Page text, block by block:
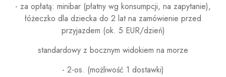
- za opłatą: minibar (płatny wg konsumpcji, na zapytanie),
łóżeczko dla dziecka do 2 lat na zamówienie przed
przyjazdem (ok. 5 EUR/dzień)
standardowy z bocznym widokiem na morze
- 2-os. (możliwość 1 dostawki)